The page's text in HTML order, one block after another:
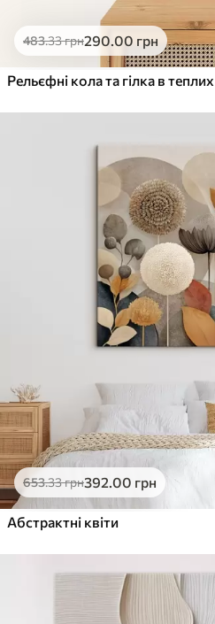
Еко-Преміум
.00грн
✓Яскраві, насичені кольори
Поверхня з текстурою полотна
Екологічний матеріал
483.33грн290.00 грн
653.33грн392.00 грн
Абстрактні квіти